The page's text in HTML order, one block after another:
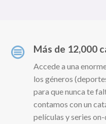
Más de 12,000
Accede a una
los géneros
para que nunca te
contamos con un
películas y series